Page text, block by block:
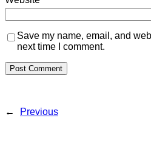
Save my name, email, and
next time I comment.
← Previous